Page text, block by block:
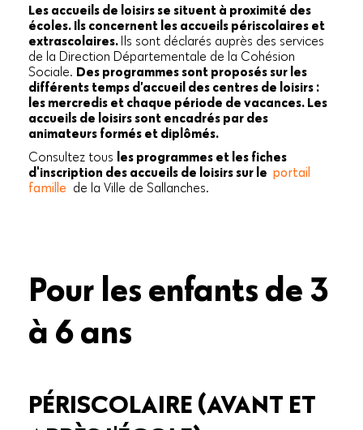
Les accueils de loisirs se situent à proximité des
écoles. Ils concernent les accueils périscolaires et
extrascolaires. Ils sont déclarés auprès des services
de la Direction Départementale de la Cohésion
Sociale. Des programmes sont proposés sur les
différents temps d’accueil des centres de loisirs :
les mercredis et chaque période de vacances. Les
accueils de loisirs sont encadrés par des
animateurs formés et diplômés.
Consultez tous les programmes et les fiches
d'inscription des accueils de loisirs sur le portail
famille de la Ville de Sallanches.
Pour les enfants de 3
à 6 ans
PÉRISCOLAIRE (AVANT ET